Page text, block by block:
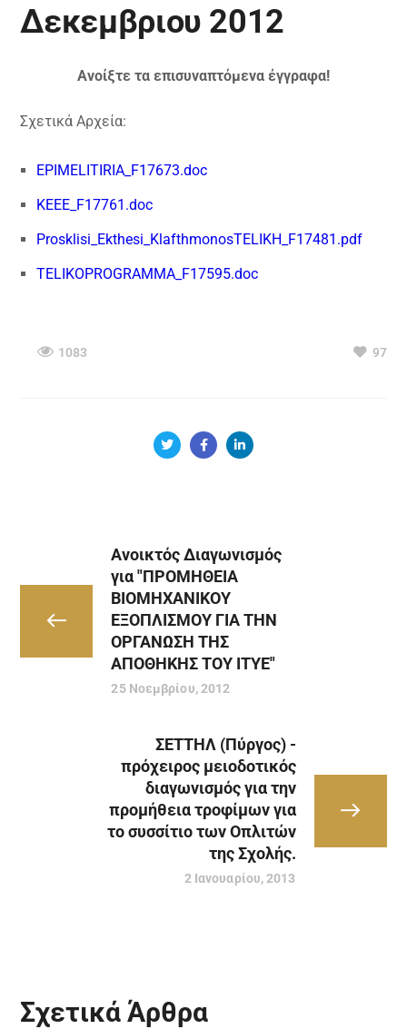
Δεκεμβριου 2012
Ανοίξτε τα επισυναπτόμενα έγγραφα!
Σχετικά Αρχεία:
EPIMELITIRIA_F17673.doc
KEEE_F17761.doc
Prosklisi_Ekthesi_KlafthmonosTELIKH_F17481.pdf
TELIKOPROGRAMMA_F17595.doc
1083 97
Ανοικτός Διαγωνισμός
για "ΠΡΟΜΗΘΕΙΑ
ΒΙΟΜΗΧΑΝΙΚΟΥ
ΕΞΟΠΛΙΣΜΟΥ ΓΙΑ ΤΗΝ
ΟΡΓΑΝΩΣΗ ΤΗΣ
ΑΠΟΘΗΚΗΣ ΤΟΥ ΙΤΥΕ"
25 Νοεμβρίου, 2012
ΣΕΤΤΗΛ (Πύργος) -
πρόχειρος μειοδοτικός
διαγωνισμός για την
προμήθεια τροφίμων για
το συσσίτιο των Οπλιτών
της Σχολής.
2 Ιανουαρίου, 2013
Σχετικά Άρθρα